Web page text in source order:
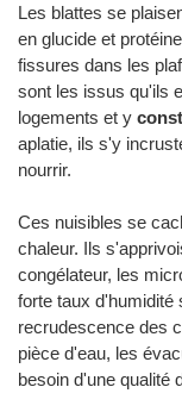
Les blattes se
en glucide et
fissures dans les
sont les issus qu'ils
logements et y
aplatie, ils s'y
nourrir.
Ces nuisibles se
chaleur. Ils
congélateur, les
forte taux d'humidité
recrudescence des
pièce d'eau, les
besoin d'une qualité